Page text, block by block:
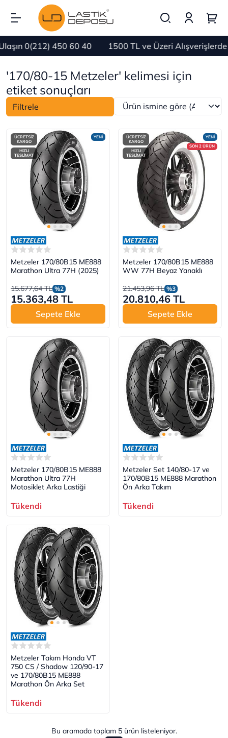
0(212) 450 60 40 1500 TL ve Üzeri Alışverişlerde
'170/80-15 Metzeler' kelimesi için
etiket sonuçları
Filtrele
YENİ
ÜCRETSİZ
KARGO
HIZLI
TESLİMAT
Metzeler 170/80B15 ME888
Marathon Ultra 77H (2025)
15.677,64 TL %2
15.363,48 TL
Sepete Ekle
YENİ
SON 2 ÜRÜN
ÜCRETSİZ
KARGO
HIZLI
TESLİMAT
Metzeler 170/80B15 ME888
WW 77H Beyaz Yanaklı
21.453,96 TL %3
20.810,46 TL
Sepete Ekle
Metzeler 170/80B15 ME888
Marathon Ultra 77H
Motosiklet Arka Lastiği
Tükendi
Metzeler Set 140/80-17 ve
170/80B15 ME888 Marathon
Ön Arka Takım
Tükendi
Metzeler Takım Honda VT
750 CS / Shadow 120/90-17
ve 170/80B15 ME888
Marathon Ön Arka Set
Tükendi
Bu aramada toplam 5ürün listeleniyor.